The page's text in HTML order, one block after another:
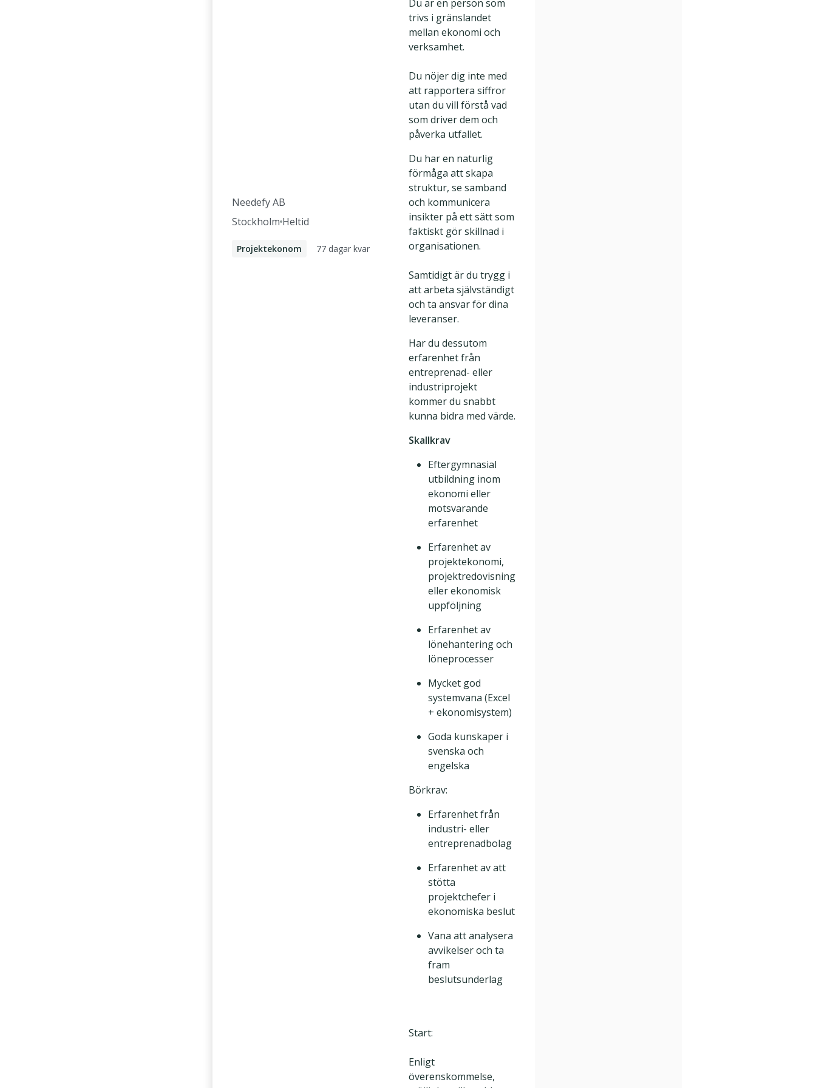
Needefy AB
Stockholm Heltid
Projektekonom 77 dagar kvar
Du är en person som
trivs i gränslandet
mellan ekonomi och
verksamhet.
Du nöjer dig inte med
att rapportera siffror
utan du vill förstå vad
som driver dem och
påverka utfallet.
Du har en naturlig
förmåga att skapa
struktur, se samband
och kommunicera
insikter på ett sätt som
faktiskt gör skillnad i
organisationen.
Samtidigt är du trygg i
att arbeta självständigt
och ta ansvar för dina
leveranser.
Har du dessutom
erfarenhet från
entreprenad- eller
industriprojekt
kommer du snabbt
kunna bidra med värde.
Skallkrav
Eftergymnasial
utbildning inom
ekonomi eller
motsvarande
erfarenhet
Erfarenhet av
projektekonomi,
projektredovisning
eller ekonomisk
uppföljning
Erfarenhet av
lönehantering och
löneprocesser
Mycket god
systemvana (Excel
+ ekonomisystem)
Goda kunskaper i
svenska och
engelska
Börkrav:
Erfarenhet från
industri- eller
entreprenadbolag
Erfarenhet av att
stötta
projektchefer i
ekonomiska beslut
Vana att analysera
avvikelser och ta
fram
beslutsunderlag
Start:
Enligt
överenskommelse,